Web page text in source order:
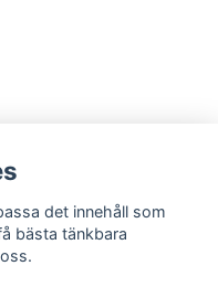
det innehåll som
bästa tänkbara